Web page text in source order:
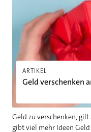
ARTIKEL
Geld verschenken
Geld zu verschenken,
gibt viel mehr Ideen